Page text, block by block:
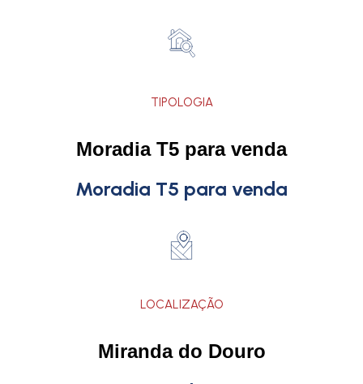
TIPOLOGIA
Moradia T5 para venda
Moradia T5 para venda
LOCALIZAÇÃO
Miranda do Douro